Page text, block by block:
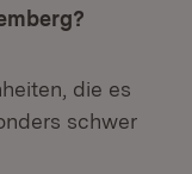
die es
schwer